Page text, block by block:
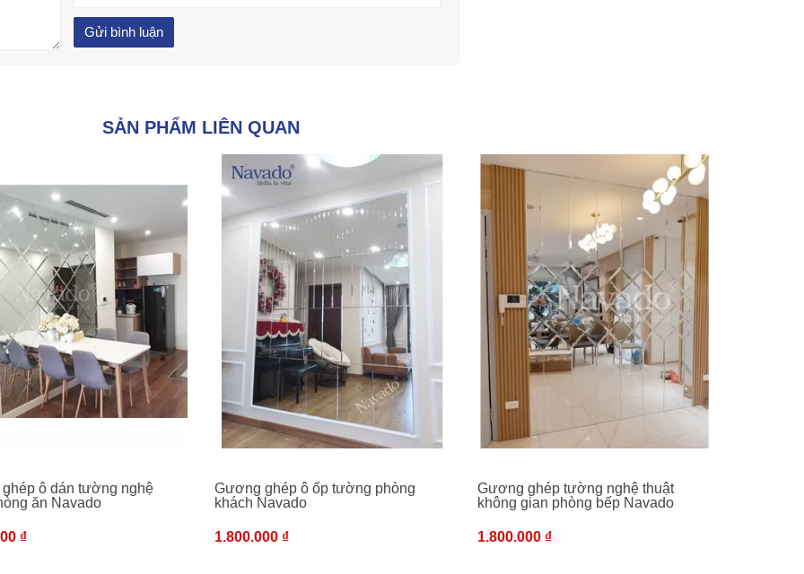
SẢN PHẨM LIÊN QUAN
ô dán tường nghệ
ăn Navado
₫
Gương ghép ô ốp tường phòng
khách Navado
1.800.000 ₫
Gương ghép tường nghệ thuật
không gian phòng bếp Navado
1.800.000 ₫